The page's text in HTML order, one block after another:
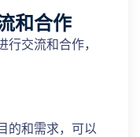
和合作
交流和合作，
的和需求，可以